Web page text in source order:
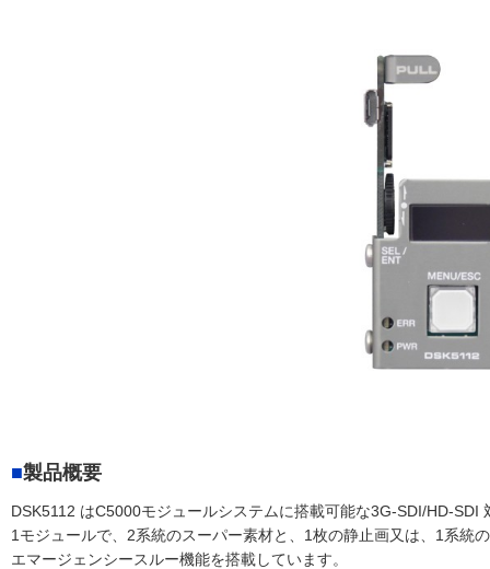
製品概要
DSK5112 はC5000モジュールシステムに搭載可能な3G-SDI/HD-
1モジュールで、2系統のスーパー素材と、1枚の静止画又は、1系統
エマージェンシースルー機能を搭載しています。